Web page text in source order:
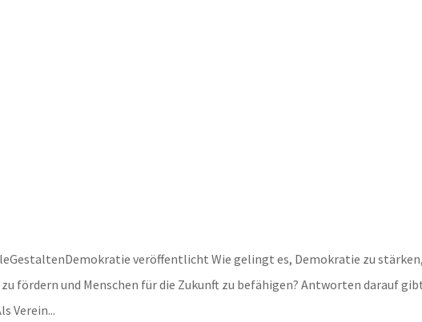
veröffentlicht Wie gelingt es, Demokratie zu stärken,
fördern und Menschen für die Zukunft zu befähigen? Antworten darauf
Verein...